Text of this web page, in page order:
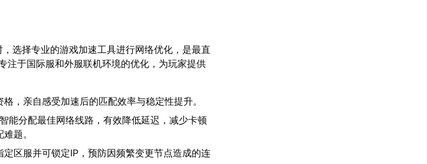
选择专业的游戏加速工具进行网络优化，是最直
注于国际服和外服联机环境的优化，为玩家提供
，亲自感受加速后的匹配效率与稳定性提升。
能分配最佳网络线路，有效降低延迟，减少卡顿
题。
定区服并可锁定IP，预防因频繁变更节点造成的连